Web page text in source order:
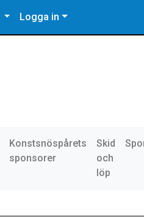
Logga in
Konstsnöspårets
sponsorer
Skid
och
löp